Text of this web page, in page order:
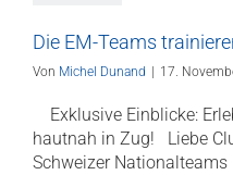
Die EM-Teams
Von Michel Dunand 17.
Exklusive Einblicke:
hautnah in Zug! Liebe
Schweizer Nationalteams